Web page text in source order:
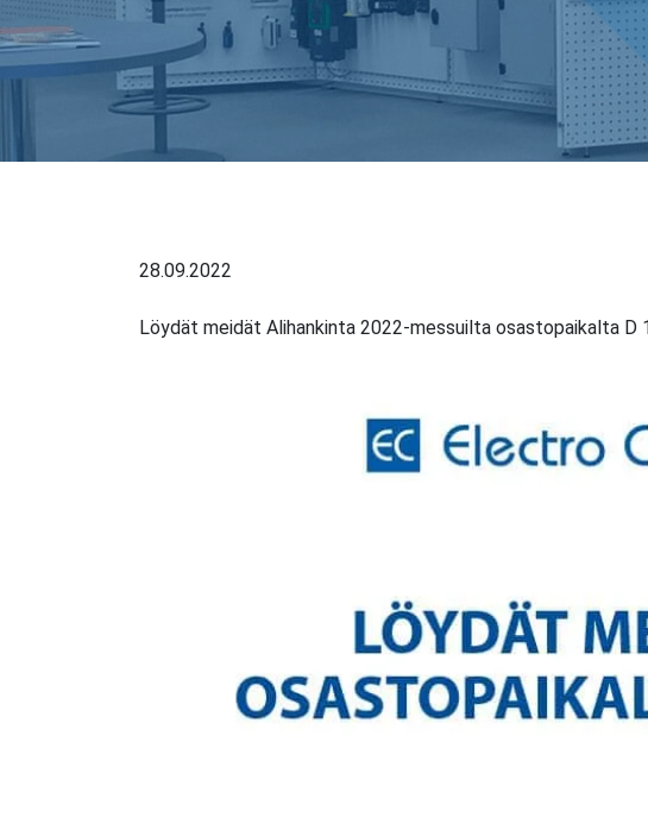
28.09.2022
Löydät meidät Alihankinta 2022-messuilta osastopaikalta D